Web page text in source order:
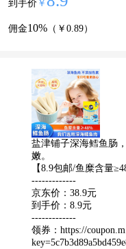
到手价 ￥
佣金10% （￥0.89）
盐津铺子深海鳕鱼肠
嫩。
【8.9包邮/鱼糜含量
-------------
京东价：38.9元
到手价：8.9元
-------------
领券： https://